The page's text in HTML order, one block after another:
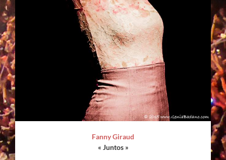
Fanny Giraud
« Juntos »